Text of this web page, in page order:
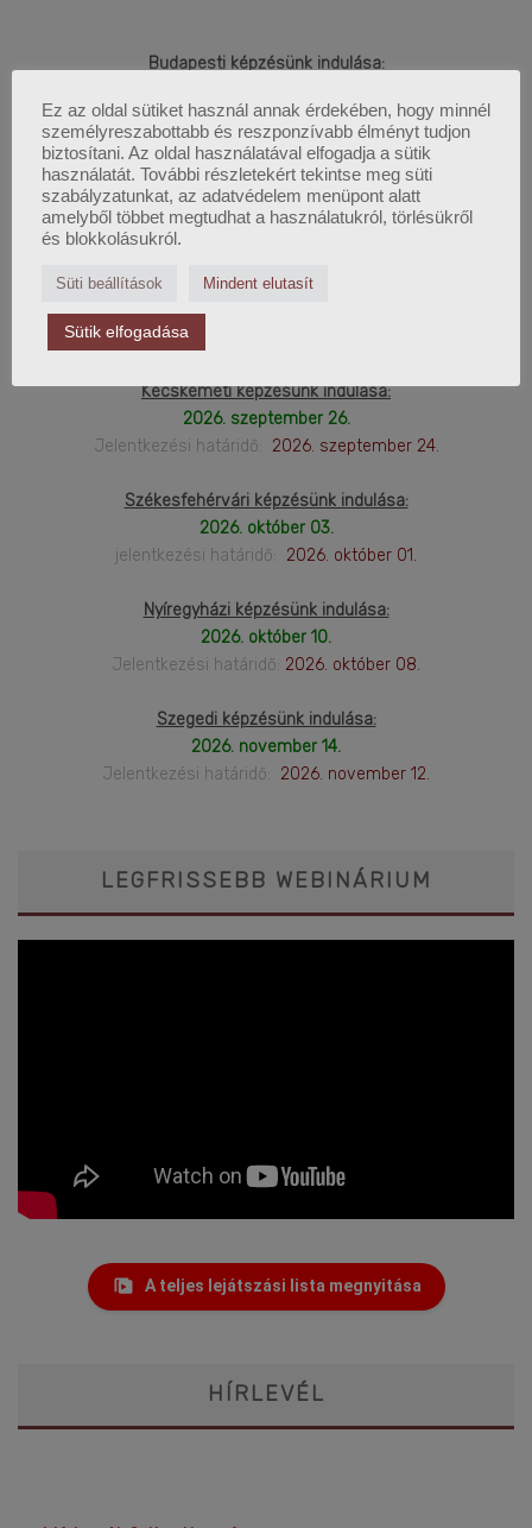
Budapesti képzésünk indulása:
Jelentkezési határidő:2026. augusztus 28.
Online képzésünk indulása:
2026. szeptember 12.
Jelentkezési határidő: 2026. szeptember 11.
Debreceni képzésünk indulása:
2026. szeptember 19.
Jelentkezési határidő:
Kecskeméti képzésünk indulása:
2026. szeptember 26.
Jelentkezési határidő: 2026. szeptember 24.
Székesfehérvári képzésünk indulása:
2026. október 03.
jelentkezési határidő: 2026. október 01.
Nyíregyházi képzésünk indulása:
2026. október 10.
Jelentkezési határidő: 2026. október 08.
Szegedi képzésünk indulása:
2026. november 14.
Jelentkezési határidő: 2026. november 12.
LEGFRISSEBB WEBINÁRIUM
A teljes lejátszási lista megnyitása
HÍRLEVÉL
Ez az oldal sütiket használ annak érdekében, hogy minnél
személyreszabottabb és reszponzívabb élményt tudjon
biztosítani. Az oldal használatával elfogadja a sütik
használatát. További részletekért tekintse meg süti
szabályzatunkat, az adatvédelem menüpont alatt
amelyből többet megtudhat a használatukról, törlésükről
és blokkolásukról.
Süti beállítások Mindent elutasít
Sütik elfogadása